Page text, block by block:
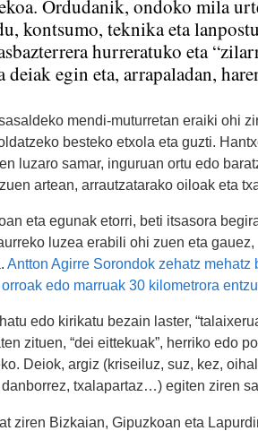
Ordudanik, ondoko mila
kontsumo, teknika eta
hurreratuko eta
deiak egin eta, arrapaladan,
mendi-muturretan eraiki ohi
besteko etxola eta guzti.
luzaro samar, inguruan ortu edo
artean, arrautzatarako oiloak eta
eta egunak etorri, beti itsasora
luzea erabili ohi zuen eta
Antton Agirre Sorondok zehatz mehatz
edo marruak 30 kilometrora
edo kirikatu bezain laster,
zituen, “dei eittekuak”, herriko edo
Deiok, argiz (kriseiluz, suz, kez,
danborrez, txalapartaz…) egiten ziren
ziren Bizkaian, Gipuzkoan eta